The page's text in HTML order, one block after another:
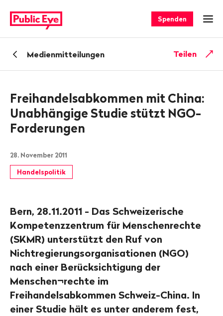
auf
publiceye.ch
Spenden
ZurückMedienmitteilungen Teilen
Freihandelsabkommen mit China:
Unabhängige Studie stützt NGO-
Forderungen
28. November 2011
Handelspolitik
Bern, 28.11.2011 - Das Schweizerische
Kompetenzzentrum für Menschenrechte
(SKMR) unterstützt den Ruf von
Nichtregierungsorganisationen (NGO)
nach einer Berücksichtigung der
Menschen¬rechte im
Freihandelsabkommen Schweiz-China. In
einer Studie hält es unter anderem fest,